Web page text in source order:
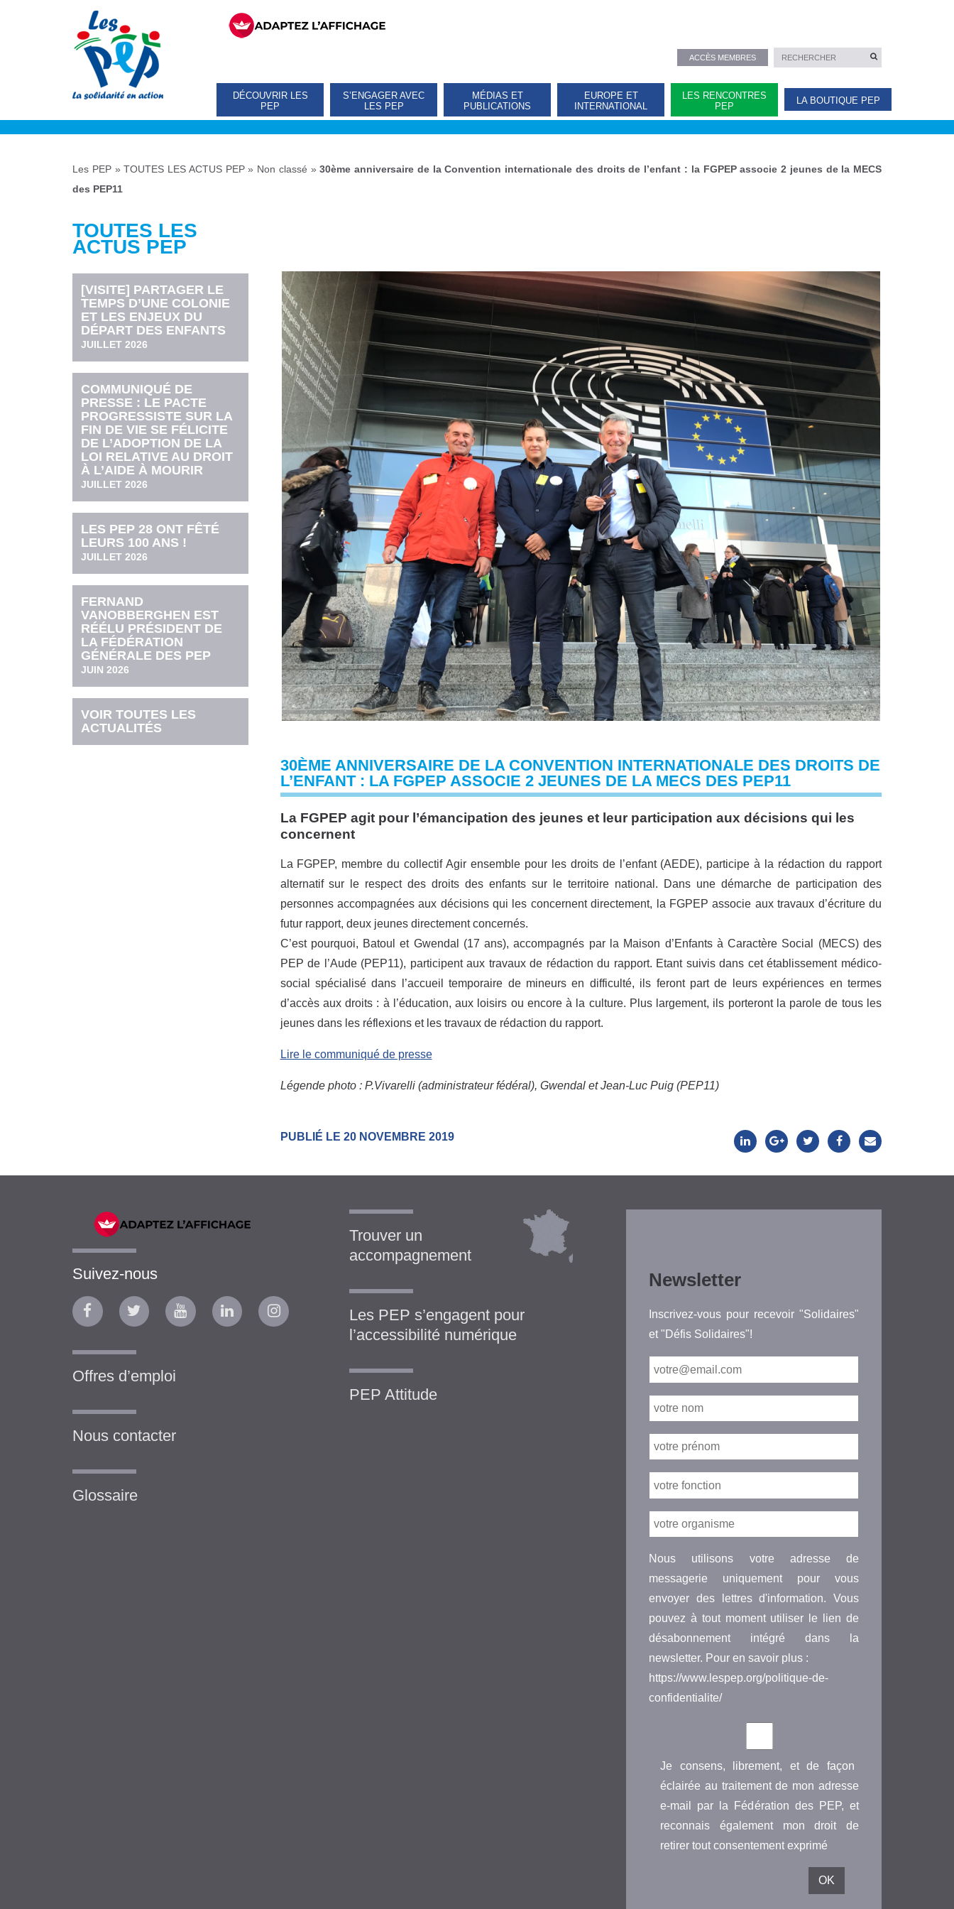
ACCÈS MEMBRES
DÉCOUVRIR LES
PEP
S’ENGAGER AVEC
LES PEP
MÉDIAS ET
PUBLICATIONS
EUROPE ET
INTERNATIONAL
LES RENCONTRES
PEP
LA BOUTIQUE PEP
Les PEP»TOUTES LES ACTUS PEP» Non classé »30ème anniversaire de la Convention internationale des droits de l’enfant : la FGPEP associe 2 jeunes de la MECS
des PEP11
TOUTES LES
ACTUS PEP
[VISITE] PARTAGER LE
TEMPS D’UNE COLONIE
ET LES ENJEUX DU
DÉPART DES ENFANTS
JUILLET 2026
COMMUNIQUÉ DE
PRESSE : LE PACTE
PROGRESSISTE SUR LA
FIN DE VIE SE FÉLICITE
DE L’ADOPTION DE LA
LOI RELATIVE AU DROIT
À L’AIDE À MOURIR
JUILLET 2026
LES PEP 28 ONT FÊTÉ
LEURS 100 ANS !
JUILLET 2026
FERNAND
VANOBBERGHEN EST
RÉÉLU PRÉSIDENT DE
LA FÉDÉRATION
GÉNÉRALE DES PEP
JUIN 2026
VOIR TOUTES LES
ACTUALITÉS
30ÈME ANNIVERSAIRE DE LA CONVENTION INTERNATIONALE DES DROITS DE
L’ENFANT : LA FGPEP ASSOCIE 2 JEUNES DE LA MECS DES PEP11
La FGPEP agit pour l’émancipation des jeunes et leur participation aux décisions qui les
concernent
La FGPEP, membre du collectif Agir ensemble pour les droits de l’enfant (AEDE), participe à la rédaction du rapport
alternatif sur le respect des droits des enfants sur le territoire national. Dans une démarche de participation des
personnes accompagnées aux décisions qui les concernent directement, la FGPEP associe aux travaux d’écriture du
futur rapport, deux jeunes directement concernés.
C’est pourquoi, Batoul et Gwendal (17 ans), accompagnés par la Maison d’Enfants à Caractère Social (MECS) des
PEP de l’Aude (PEP11), participent aux travaux de rédaction du rapport. Etant suivis dans cet établissement médico-
social spécialisé dans l’accueil temporaire de mineurs en difficulté, ils feront part de leurs expériences en termes
d’accès aux droits : à l’éducation, aux loisirs ou encore à la culture. Plus largement, ils porteront la parole de tous les
jeunes dans les réflexions et les travaux de rédaction du rapport.
Lire le communiqué de presse
Légende photo : P.Vivarelli (administrateur fédéral), Gwendal et Jean-Luc Puig (PEP11)
PUBLIÉ LE 20 NOVEMBRE 2019
Suivez-nous
Offres d’emploi
Nous contacter
Glossaire
Trouver un
accompagnement
Les PEP s’engagent pour
l’accessibilité numérique
PEP Attitude
Newsletter
Inscrivez-vous pour recevoir "Solidaires"
et "Défis Solidaires"!
Nous utilisons votre adresse de
messagerie uniquement pour vous
envoyer des lettres d'information. Vous
pouvez à tout moment utiliser le lien de
désabonnement intégré dans la
newsletter. Pour en savoir plus :
https://www.lespep.org/politique-de-
confidentialite/
Je consens, librement, et de façon
éclairée au traitement de mon adresse
e-mail par la Fédération des PEP, et
reconnais également mon droit de
retirer tout consentement exprimé